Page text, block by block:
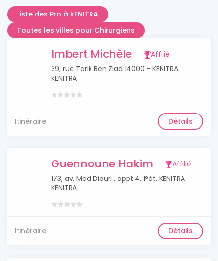
Liste des Pro à KENITRA
Toutes les villes pour Chirurgiens
Imbert Michèle
Affilié
39, rue Tarik Ben Ziad 14000 - KENITRA
KENITRA
Itinéraire Détails
Guennoune Hakim
Affilié
173, av. Med Diouri , appt.4, 1°ét. KENITRA
KENITRA
Itinéraire Détails